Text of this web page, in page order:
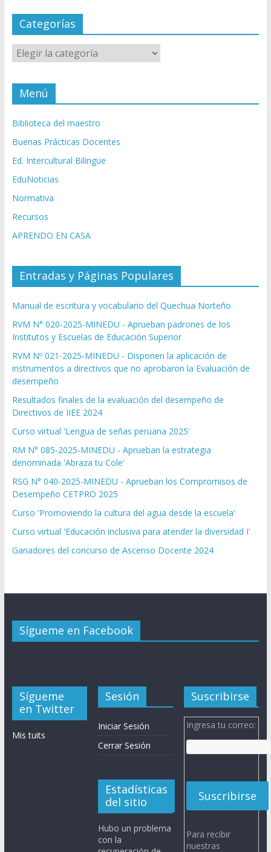
Categorías
Categorías
Menú
Biblioteca del maestro
Buenas Prácticas Docentes
Ed. Intercultural Bilingüe
EduNoticias
Normativa
Recursos
APRENDO EN CASA
Entradas y Páginas Populares
Manual de escritura y vocabulario del Quechua Norteño
RVM N° 020-2025-MINEDU - Aprueban padrones de los
Institutos y Escuelas de Educación Superior
RVM Nº 021-2025-MINEDU - Disponen la aplicación de
instrumentos a directivos que no aprobaron la Evaluación de
desempeño
Resultados finales de la evaluación del desempeño de
Directivos de IIEE 2024
Curso virtual 'Lengua de señas peruana 2025'
RM N° 085-2025-MINEDU - Aprueban la estrategia
denominada 'Abraza tu Cole'
RSG N° 040-2025-MINEDU - Aprueban los Compromisos de
Desempeño CETPRO 2025
Curso 'Promoviendo la cultura del agua desde la escuela'
Curso virtual 'Educación inclusiva para atender la diversidad I'
Ganadores del concurso de Ascenso Docente 2024
Sígueme en Facebook
Sígueme
en Twitter
Mis tuits
Sesión
Iniciar Sesión
Cerrar Sesión
Estadísticas
del sitio
Hubo un problema
con la
Suscribirse
Ingresa tu correo:
Para recibir
nuestras